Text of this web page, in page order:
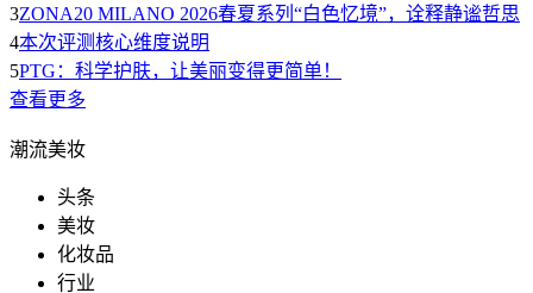
3ZONA20 MILANO 2026春夏系列“白色忆境”，诠释静谧哲思
4本次评测核心维度说明
5PTG：科学护肤，让美丽变得更简单！
查看更多
潮流美妆
头条
美妆
化妆品
行业